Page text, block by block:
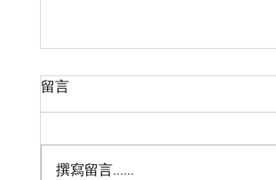
留言
撰寫留言......